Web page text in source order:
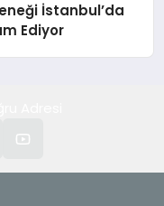
İstanbul’da
Ediyor